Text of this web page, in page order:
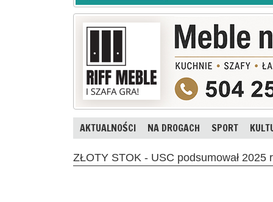
AKTUALNOŚCI NA DROGACH SPORT
ZŁOTY STOK - USC podsumował